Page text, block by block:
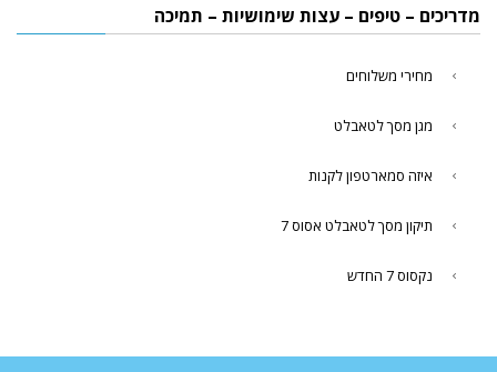
מדריכים – טיפים – עצות שימושיות – תמיכה
מחירי משלוחים
מגן מסך לטאבלט
איזה סמארטפון לקנות
תיקון מסך לטאבלט אסוס 7
נקסוס 7 החדש